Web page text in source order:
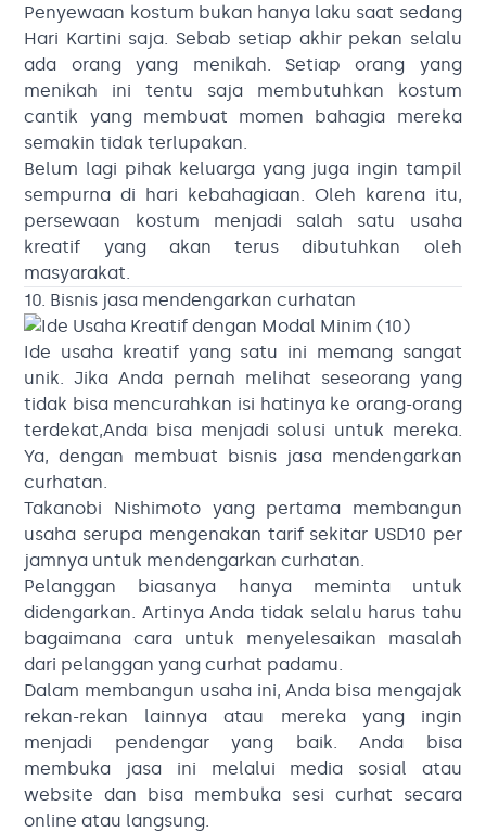
Penyewaan kostum bukan hanya laku saat sedang
Hari Kartini saja. Sebab setiap akhir pekan selalu
ada orang yang menikah. Setiap orang yang
menikah ini tentu saja membutuhkan kostum
cantik yang membuat momen bahagia mereka
semakin tidak terlupakan.
Belum lagi pihak keluarga yang juga ingin tampil
sempurna di hari kebahagiaan. Oleh karena itu,
persewaan kostum menjadi salah satu usaha
kreatif yang akan terus dibutuhkan oleh
masyarakat.
10. Bisnis jasa mendengarkan curhatan
Ide usaha kreatif yang satu ini memang sangat
unik. Jika Anda pernah melihat seseorang yang
tidak bisa mencurahkan isi hatinya ke orang-orang
terdekat,Anda bisa menjadi solusi untuk mereka.
Ya, dengan membuat bisnis jasa mendengarkan
curhatan.
Takanobi Nishimoto yang pertama membangun
usaha serupa mengenakan tarif sekitar USD10 per
jamnya untuk mendengarkan curhatan.
Pelanggan biasanya hanya meminta untuk
didengarkan. Artinya Anda tidak selalu harus tahu
bagaimana cara untuk menyelesaikan masalah
dari pelanggan yang curhat padamu.
Dalam membangun usaha ini, Anda bisa mengajak
rekan-rekan lainnya atau mereka yang ingin
menjadi pendengar yang baik. Anda bisa
membuka jasa ini melalui media sosial atau
website dan bisa membuka sesi curhat secara
online atau langsung.